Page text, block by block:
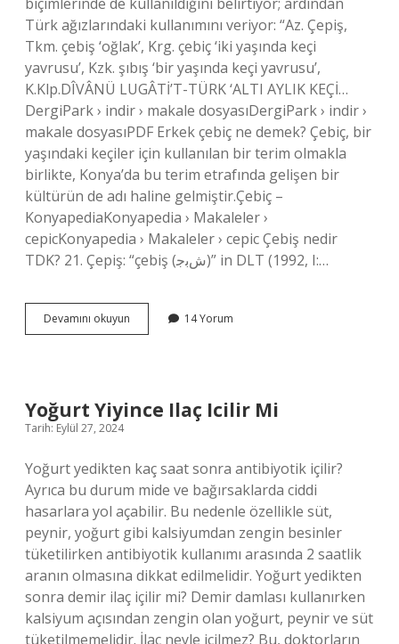
Türk ağızlarındaki kullanımını veriyor: “Az. Çepiş,
Tkm. çebiş ‘oğlak’, Krg. çebiç ‘iki yaşında keçi
yavrusu’, Kzk. şıbış ‘bir yaşında keçi yavrusu’,
K.Klp.DÎVÂNÜ LUGÂTİ’T-TÜRK ‘ALTI AYLIK KEÇİ…
DergiPark › indir › makale dosyasıDergiPark › indir ›
makale dosyasıPDF Erkek çebiç ne demek? Çebiç, bir
yaşındaki keçiler için kullanılan bir terim olmakla
birlikte, Konya’da bu terim etrafında gelişen bir
kültürün de adı haline gelmiştir.Çebiç –
KonyapediaKonyapedia › Makaleler ›
cepicKonyapedia › Makaleler › cepic Çebiş nedir
TDK? 21. Çepiş: “çebiş (شﺑﺟ)” in DLT (1992, I:…
Devamını okuyun
Hayvan
14 Yorum
Yoğurt Yiyince Ilaç Icilir Mi
Tarih: Eylül 27, 2024
Yoğurt yedikten kaç saat sonra antibiyotik içilir?
Ayrıca bu durum mide ve bağırsaklarda ciddi
hasarlara yol açabilir. Bu nedenle özellikle süt,
peynir, yoğurt gibi kalsiyumdan zengin besinler
tüketilirken antibiyotik kullanımı arasında 2 saatlik
aranın olmasına dikkat edilmelidir. Yoğurt yedikten
sonra demir ilaç içilir mi? Demir damlası kullanırken
kalsiyum açısından zengin olan yoğurt, peynir ve süt
tüketilmemelidir. İlaç neyle içilmez? Bu, doktorların